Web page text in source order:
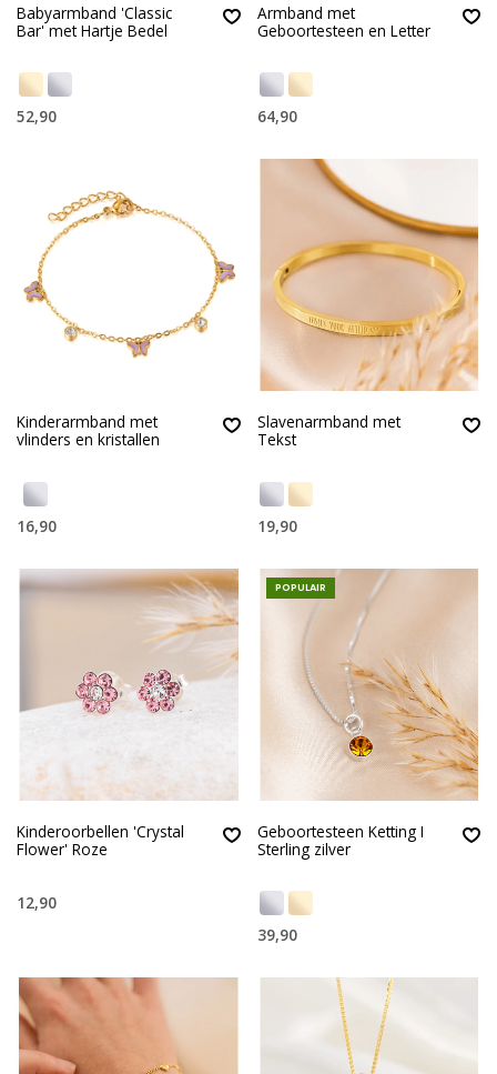
Babyarmband 'Classic
Bar' met Hartje Bedel
52,90
Armband met
Geboortesteen en Letter
64,90
Kinderarmband met
vlinders en kristallen
16,90
Slavenarmband met
Tekst
19,90
Kinderoorbellen 'Crystal
Flower' Roze
12,90
POPULAIR
Geboortesteen Ketting I
Sterling zilver
39,90